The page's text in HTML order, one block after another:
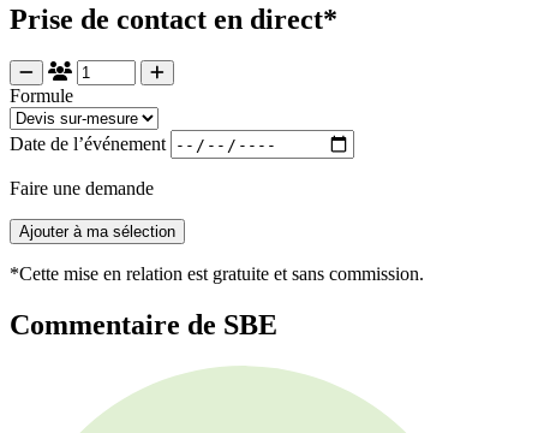
Prise de contact en direct*
Formule
Date de l’événement
Faire une demande
Ajouter à ma sélection
*Cette mise en relation est gratuite et sans commission.
Commentaire de SBE